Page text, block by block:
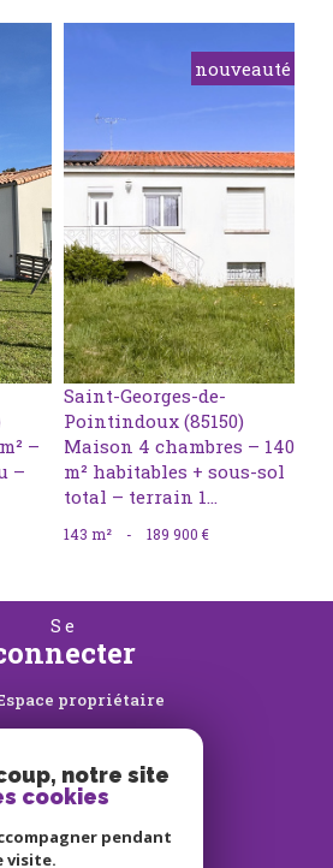
–
–
nouveauté
voir le
bien
Saint-Georges-de-
Pointindoux (85150)
Maison 4 chambres – 140
m² habitables + sous-sol
total – terrain 1...
143 m² - 189 900 €
se
propriétaire
suivrenotre site
cookies
pendant
visite.